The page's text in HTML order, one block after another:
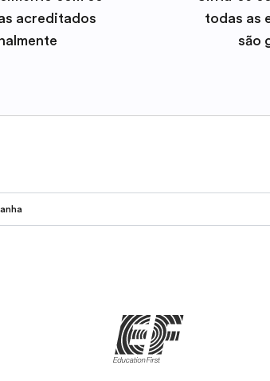
acreditados
todas as
são